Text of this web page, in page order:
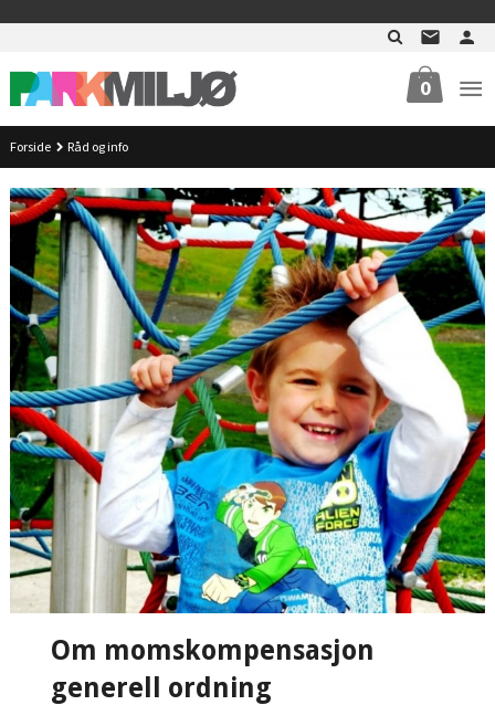
0
Forside Råd og info
Om momskompensasjon
generell ordning